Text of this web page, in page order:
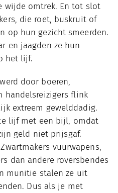
wijde omtrek. En tot slot
die roet, buskruit of
op hun gezicht smeerden.
en jaagden ze hun
het lijf.
door boeren,
handelsreizigers flink
extreem gewelddadig.
lijf met een bijl, omdat
geld niet prijsgaf.
vuurwapens,
dan andere roversbendes
munitie stalen ze uit
Dus als je met